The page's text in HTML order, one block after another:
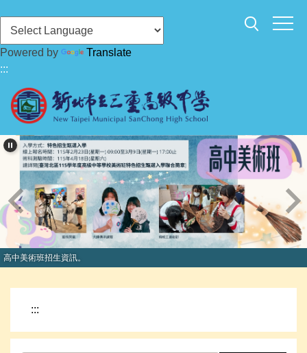
到
主
要
內
容
區
Powered by
Translate
:::
高中美術班招生資訊。
:::